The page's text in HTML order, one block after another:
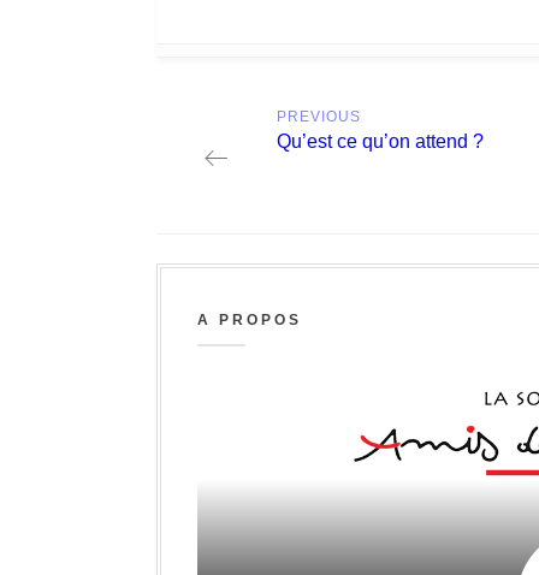
navigation
PREVIOUS
Previous
Qu’est ce qu’on attend ?
A PROPOS